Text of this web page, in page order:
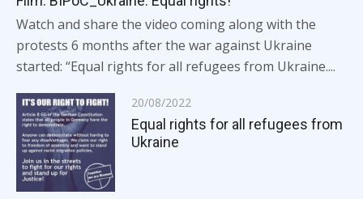
Watch and share the video coming along with the
protests 6 months after the war against Ukraine
started: “Equal rights for all refugees from Ukraine....
Posted
on
20/08/2022
Equal rights for all refugees from
Ukraine